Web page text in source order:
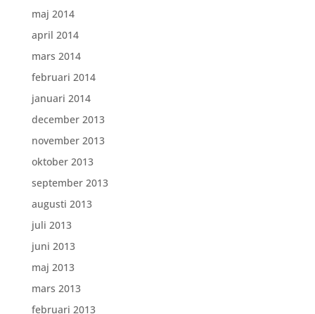
maj 2014
april 2014
mars 2014
februari 2014
januari 2014
december 2013
november 2013
oktober 2013
september 2013
augusti 2013
juli 2013
juni 2013
maj 2013
mars 2013
februari 2013